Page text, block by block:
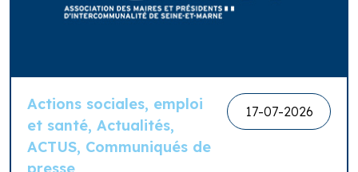
Actions sociales, emploi
et santé, Actualités,
ACTUS, Communiqués de
presse
17-07-2026